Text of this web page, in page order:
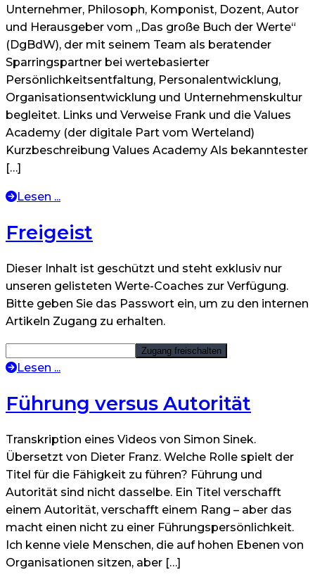
Unternehmer, Philosoph, Komponist, Dozent, Autor
und Herausgeber vom „Das große Buch der Werte“
(DgBdW), der mit seinem Team als beratender
Sparringspartner bei wertebasierter
Persönlichkeitsentfaltung, Personalentwicklung,
Organisationsentwicklung und Unternehmenskultur
begleitet. Links und Verweise Frank und die Values
Academy (der digitale Part vom Werteland)
Kurzbeschreibung Values Academy Als bekanntester
[…]
Lesen ...
Freigeist
Dieser Inhalt ist geschützt und steht exklusiv nur
unseren gelisteten Werte-Coaches zur Verfügung.
Bitte geben Sie das Passwort ein, um zu den internen
Artikeln Zugang zu erhalten.
Lesen ...
Führung versus Autorität
Transkription eines Videos von Simon Sinek.
Übersetzt von Dieter Franz. Welche Rolle spielt der
Titel für die Fähigkeit zu führen? Führung und
Autorität sind nicht dasselbe. Ein Titel verschafft
einem Autorität, verschafft einem Rang – aber das
macht einen nicht zu einer Führungspersönlichkeit.
Ich kenne viele Menschen, die auf hohen Ebenen von
Organisationen sitzen, aber […]